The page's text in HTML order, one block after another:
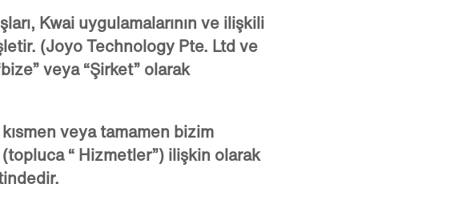
Kwai uygulamalarının ve ilişkili
(Joyo Technology Pte. Ltd ve
bize” veya “Şirket” olarak
veya tamamen bizim
“ Hizmetler”) ilişkin olarak